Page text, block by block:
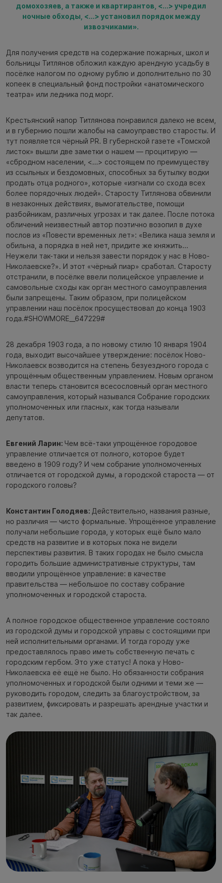
домохозяев, а также и квартирантов, <...> учредил
ночные обходы, <...> установил порядок между
извозчиками».
Для получения средств на содержание пожарных, школ и
больницы Титлянов обложил каждую арендную усадьбу в
посёлке налогом по одному рублю и дополнительно по 30
копеек в специальный фонд постройки «анатомического
театра» или ледника под морг.
Крестьянский напор Титлянова понравился далеко не всем,
и в губернию пошли жалобы на самоуправство старосты. И
тут появляется чёрный PR. В губернской газете «Томской
листок» вышли две заметки о нашем — процитирую —
«сбродном населении, <...> состоящем по преимуществу
из ссыльных и бездомовных, способных за бутылку водки
продать отца родного», которые «изгнали со схода всех
более порядочных людей». Старосту Титлянова обвинили
в незаконных действиях, вымогательстве, помощи
разбойникам, различных угрозах и так далее. После потока
обличений неизвестный автор поэтично возопил в духе
послов из «Повести временных лет»: «Велика наша земля и
обильна, а порядка в ней нет, придите же княжить...
Неужели так-таки и нельзя завести порядок у нас в Ново-
Николаевске?». И этот «чёрный пиар» сработал. Старосту
отстранили, в посёлке ввели полицейское управление и
самовольные сходы как орган местного самоуправления
были запрещены. Таким образом, при полицейском
управлении наш посёлок просуществовал до конца 1903
года.#SHOWMORE__647229#
28 декабря 1903 года, а по новому стилю 10 января 1904
года, выходит высочайшее утверждение: посёлок Ново-
Николаевск возводится на степень безуездного города с
упрощённым общественным управлением. Новым органом
власти теперь становится всесословный орган местного
самоуправления, который назывался Собрание городских
уполномоченных или гласных, как тогда называли
депутатов.
Евгений Ларин: Чем всё-таки упрощённое городовое
управление отличается от полного, которое будет
введено в 1909 году? И чем собрание уполномоченных
отличается от городской думы, а городской староста — от
городского головы?
Константин Голодяев: Действительно, названия разные,
но различия — чисто формальные. Упрощённое управление
получали небольшие города, у которых ещё было мало
средств на развитие и в которых пока не видели
перспективы развития. В таких городах не было смысла
городить большие административные структуры, там
вводили упрощённое управление: в качестве
правительства — небольшое по составу собрание
уполномоченных и городской староста.
А полное городское общественное управление состояло
из городской думы и городской управы с состоящими при
ней исполнительными органами. И тогда городу уже
предоставлялось право иметь собственную печать с
городским гербом. Это уже статус! А пока у Ново-
Николаевска её ещё не было. Но обязанности собрания
уполномоченных и городской были одними и теми же —
руководить городом, следить за благоустройством, за
развитием, фиксировать и разрешать арендные участки и
так далее.